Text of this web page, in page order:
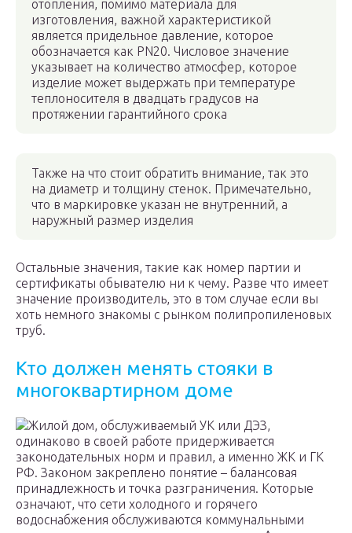
отопления, помимо материала для
изготовления, важной характеристикой
является придельное давление, которое
обозначается как PN20. Числовое значение
указывает на количество атмосфер, которое
изделие может выдержать при температуре
теплоносителя в двадцать градусов на
протяжении гарантийного срока
Также на что стоит обратить внимание, так это
на диаметр и толщину стенок. Примечательно,
что в маркировке указан не внутренний, а
наружный размер изделия
Остальные значения, такие как номер партии и
сертификаты обывателю ни к чему. Разве что имеет
значение производитель, это в том случае если вы
хоть немного знакомы с рынком полипропиленовых
труб.
Кто должен менять стояки в
многоквартирном доме
Жилой дом, обслуживаемый УК или ДЭЗ,
одинаково в своей работе придерживается
законодательных норм и правил, а именно ЖК и ГК
РФ. Законом закреплено понятие – балансовая
принадлежность и точка разграничения. Которые
означают, что сети холодного и горячего
водоснабжения обслуживаются коммунальными